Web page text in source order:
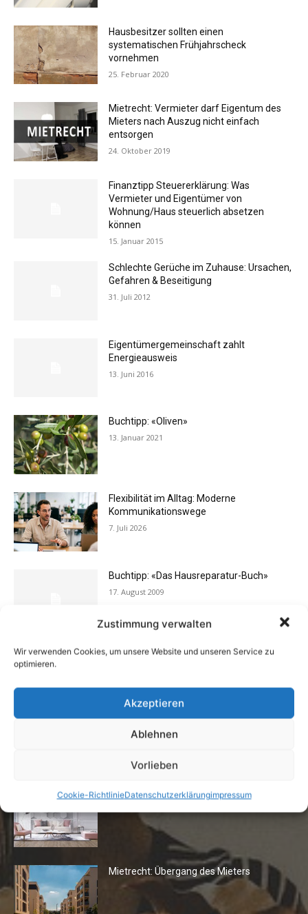
Zustimmung verwalten
Wir verwenden Cookies, um unsere Website und unseren Service zu
optimieren.
Akzeptieren
Ablehnen
Vorlieben
Cookie-RichtlinieDatenschutzerklärungimpressum
Hausbesitzer sollten einen
systematischen Frühjahrscheck
vornehmen
25. Februar 2020
Mietrecht: Vermieter darf Eigentum des
Mieters nach Auszug nicht einfach
entsorgen
24. Oktober 2019
Finanztipp Steuererklärung: Was
Vermieter und Eigentümer von
Wohnung/Haus steuerlich absetzen
können
15. Januar 2015
Schlechte Gerüche im Zuhause: Ursachen,
Gefahren & Beseitigung
31. Juli 2012
Eigentümergemeinschaft zahlt
Energieausweis
13. Juni 2016
Buchtipp: «Oliven»
13. Januar 2021
Flexibilität im Alltag: Moderne
Kommunikationswege
7. Juli 2026
Buchtipp: «Das Hausreparatur-Buch»
17. August 2009
Rechtstipp: Grundbucheinsicht nur bei
Die Redaktion empfiehlt
Fototapeten: Neuer Look fürs
Mietrecht: Übergang des Mieters